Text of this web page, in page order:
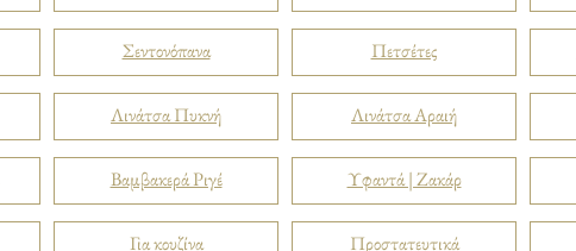
Σεντονόπανα
Λινάτσα Πυκνή
Βαμβακερά Ριγέ
Για κουζίνα
Πετσέτες
Λινάτσα Αραιή
Υφαντά | Ζακάρ
Προστατευτικά